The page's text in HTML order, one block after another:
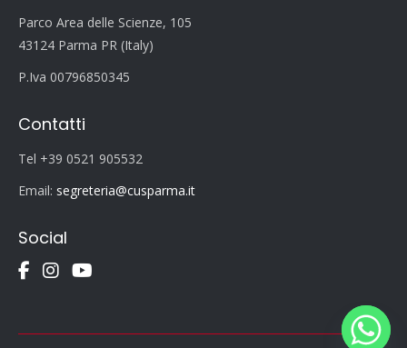
Parco Area delle Scienze, 105
43124 Parma PR (Italy)
P.Iva 00796850345
Contatti
Tel +39 0521 905532
Email: segreteria@cusparma.it
Social